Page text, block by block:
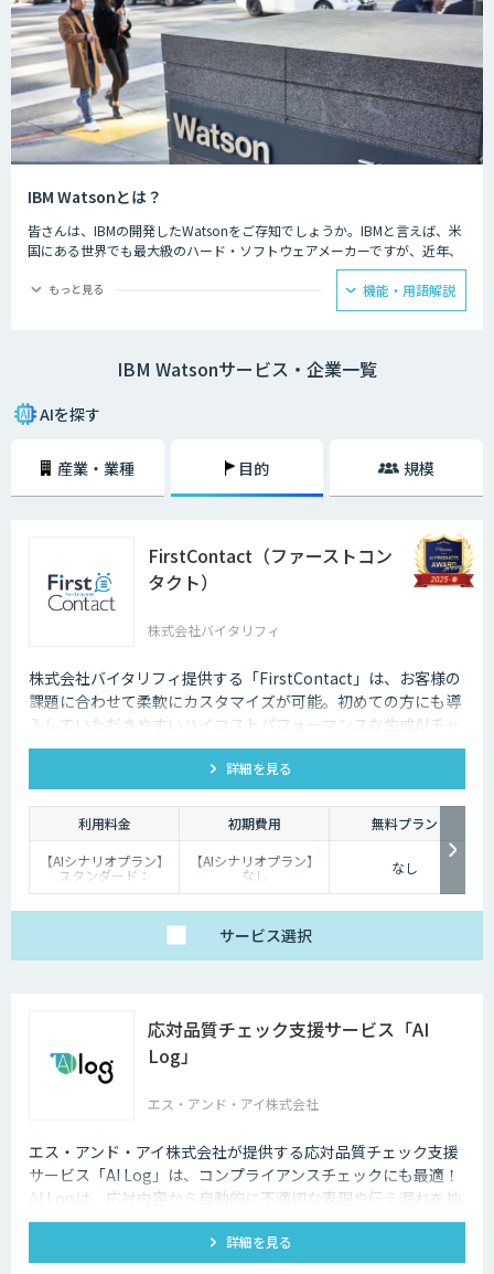
IBM Watsonとは？
皆さんは、IBMの開発したWatsonをご存知でしょうか。IBMと言えば、米
国にある世界でも最大級のハード・ソフトウェアメーカーですが、近年、
AI・人工知能開発のリーディングカンパニーとなっています。
IBM Watsonは、ビジネスシステムにAIを活用し、銀行や医療などの専門
て「3層のAIモデルによって効率的に学習できる点」が挙げられるでしょ
う。Watsonは、自然言語の解析を行う「ベースAI型モデル層」、業界特有
た学習によって適切な知見を見出す「企業個別モデル層」の3層で構成さ
が広く活用されているのです。
もっと見る 機能・用語解説
IBM Watsonサービス・企業一覧
AIを探す
産業・業種 目的 規模
FirstContact（ファーストコン
タクト）
株式会社バイタリフィ
株式会社バイタリフィ提供する「FirstContact」は、お客様の
課題に合わせて柔軟にカスタマイズが可能。初めての方にも導
入していただきやすいハイコストパフォーマンスな生成AIチャ
ットボットです。
詳細を見る
利用料金 初期費用
無料プラン
【AIシナリオプラン】
スタンダード：
￥2,980～/月、プレミ
～/月（10万PVを超え
【生成AIプラン】
【AIシナリオプラン】
なし
【生成AIプラン】：
なし
サービス選択
応対品質チェック支援サービス「AI
Log」
エス・アンド・アイ株式会社
エス・アンド・アイ株式会社が提供する応対品質チェック支援
サービス「AI Log」は、コンプライアンスチェックにも最適！
AI Logは、応対内容から自動的に不適切な表現や伝え漏れを抽
出し、応対品質の向上をサポートします。
詳細を見る